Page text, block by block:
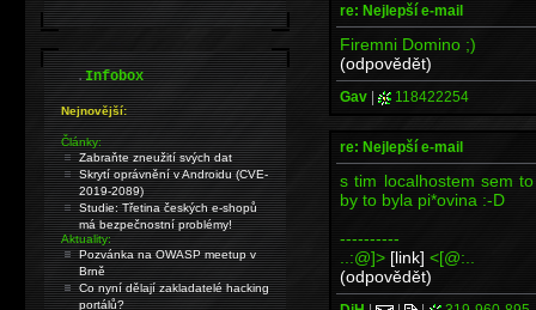
re: Nejlepší e-mail
Firemni Domino ;)
(odpovědět)
Gav | 118422254
re: Nejlepší e-mail
s tim localhostem sem
by to byla pi*ovina :-D
----------
..:@]> [link] <[@:..
(odpovědět)
.Infobox
Nejnovější:
Články:
Zabraňte zneužití svých dat
Skrytí oprávnění v Androidu (CVE-
2019-2089)
Studie: Třetina českých e-shopů
má bezpečnostní problémy!
Aktuality:
Pozvánka na OWASP meetup v
Brně
Co nyní dělají zakladatelé hacking
portálů?